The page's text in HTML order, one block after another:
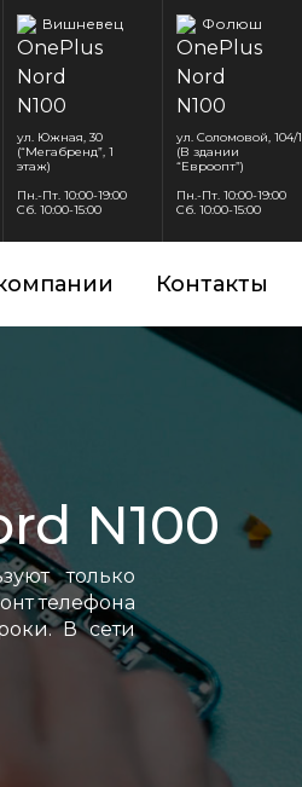
Вишневец
ул. Южная, 30
(“Мегабренд”, 1
этаж)
Пн.-Пт. 10:00-19:00
Сб. 10:00-15:00
Фолюш
ул. Соломовой, 104/1
(В здании
“Евроопт”)
Пн.-Пт. 10:00-19:00
Сб. 10:00-15:00
Контакты
N100
только
телефона
В сети